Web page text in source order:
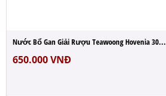
Nước Bổ Gan Giải Rượu Teawoong Hovenia 30...
650.000VNĐ